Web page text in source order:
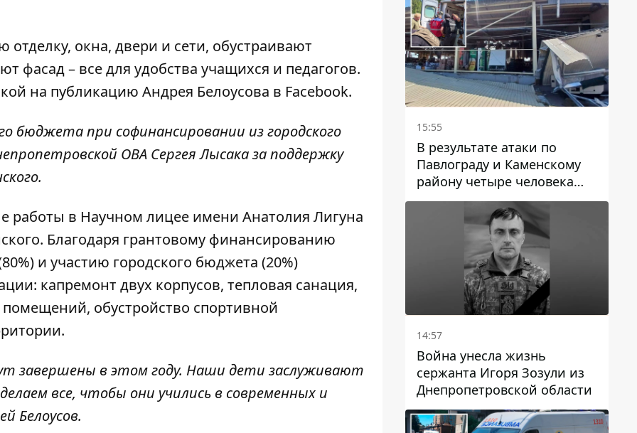
окна, двери и сети, обустраивают
фасад – все для удобства учащихся и педагогов.
на публикацию Андрея Белоусова в Facebook.
бюджета при софинансировании из городского
ОВА Сергея Лысака за поддержку
работы в Научном лицее имени Анатолия Лигуна
Благодаря грантовому финансированию
и участию городского бюджета (20%)
капремонт двух корпусов, тепловая санация,
обустройство спортивной
завершены в этом году. Наши дети заслуживают
все, чтобы они учились в современных и
Белоусов.
15:55
В результате атаки по
Павлограду и Каменскому
району четыре человека
погибли, семеро получили
ранения
14:57
Война унесла жизнь
сержанта Игоря Зозули из
Днепропетровской области